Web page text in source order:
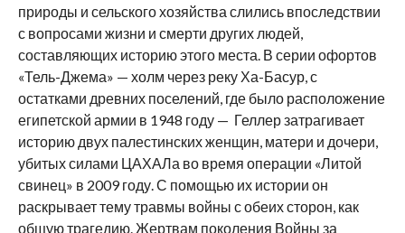
природы и сельского хозяйства слились впоследствии
с вопросами жизни и смерти других людей,
составляющих историю этого места. В серии офортов
«Тель-Джема» — холм через реку Ха-Басур, с
остатками древних поселений, где было расположение
египетской армии в 1948 году — Геллер затрагивает
историю двух палестинских женщин, матери и дочери,
убитых силами ЦАХАЛа во время операции «Литой
свинец» в 2009 году. С помощью их истории он
раскрывает тему травмы войны с обеих сторон, как
общую трагедию. Жертвам поколения Войны за